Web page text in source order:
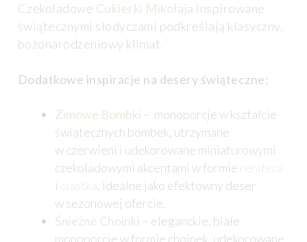
Czekoladowe Cukierki Mikołaja inspirowane
świątecznymi słodyczami podkreślają klasyczny,
bożonarodzeniowy klimat.
Dodatkowe inspiracje na desery świąteczne:
Zimowe Bombki – monoporcje w kształcie
świątecznych bombek, utrzymane
w czerwieni i udekorowane miniaturowymi
czekoladowymi akcentami w formie renifera
i ciastka, idealne jako efektowny deser
w sezonowej ofercie.
Śnieżne Choinki – eleganckie, białe
monoporcje w formie choinek, udekorowane